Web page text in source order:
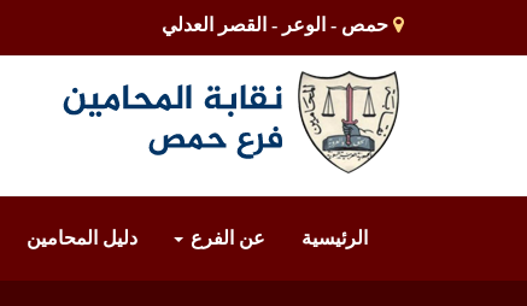
حمص - الوعر - القصر العدلي
الرئيسية عن الفرع دليل المحامين